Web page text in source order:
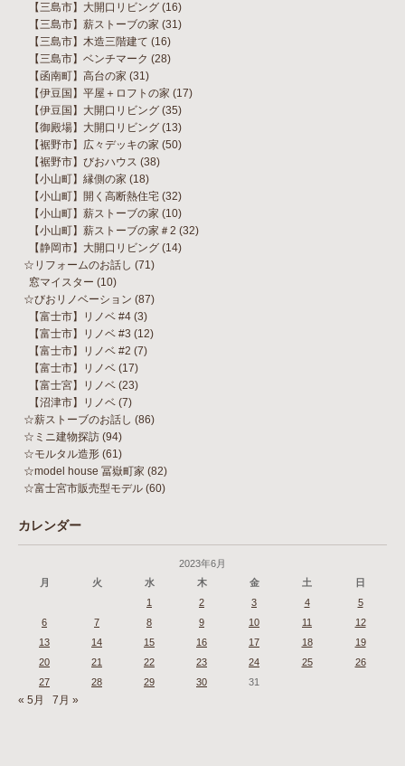
【三島市】大開口リビング (16)
【三島市】薪ストーブの家 (31)
【三島市】木造三階建て (16)
【三島市】ベンチマーク (28)
【函南町】高台の家 (31)
【伊豆国】平屋＋ロフトの家 (17)
【伊豆国】大開口リビング (35)
【御殿場】大開口リビング (13)
【裾野市】広々デッキの家 (50)
【裾野市】びおハウス (38)
【小山町】縁側の家 (18)
【小山町】開く高断熱住宅 (32)
【小山町】薪ストーブの家 (10)
【小山町】薪ストーブの家＃2 (32)
【静岡市】大開口リビング (14)
☆リフォームのお話し (71)
窓マイスター (10)
☆びおリノベーション (87)
【富士市】リノベ #4 (3)
【富士市】リノベ #3 (12)
【富士市】リノベ #2 (7)
【富士市】リノベ (17)
【富士宮】リノベ (23)
【沼津市】リノベ (7)
☆薪ストーブのお話し (86)
☆ミニ建物探訪 (94)
☆モルタル造形 (61)
☆model house 冨嶽町家 (82)
☆富士宮市販売型モデル (60)
カレンダー
2023年6月
月
火 水 木 金 土
日
1
2 3 4
5
6
7 8 9 10 11
12
13
14 15 16 17 18
19
20
21 22 23 24 25
26
27
28 29 30 31
« 5月 7月 »